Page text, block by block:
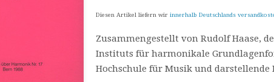
Diesen Artikel liefern wir innerhalb Deutschlands
Zusammengestellt von Rudolf Haase,
Instituts für harmonikale
Hochschule für Musik und darstellende